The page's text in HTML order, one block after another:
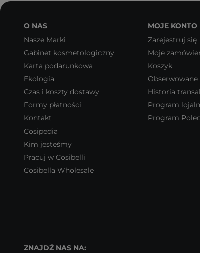
O NAS
Nasze Marki
Gabinet kosmetologiczny
Karta podarunkowa
Ekologia
Czas i koszty dostawy
Formy płatności
Kontakt
Cosipedia
Kim jesteśmy
Pracuj w Cosibelli
Cosibella Wholesale
MOJE KONTO
Zarejestruj się
Moje
Koszyk
Obserwowane
Historia
Program
Program
ZNAJDŹ NAS NA: